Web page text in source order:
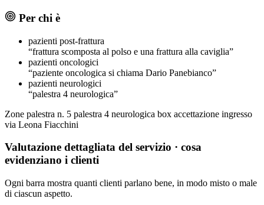
Per chi è
pazienti post-frattura
“frattura scomposta al polso e una frattura alla caviglia”
pazienti oncologici
“paziente oncologica si chiama Dario Panebianco”
pazienti neurologici
“palestra 4 neurologica”
Zone palestra n. 5 palestra 4 neurologica box accettazione ingresso
via Leona Fiacchini
Valutazione dettagliata del servizio · cosa
evidenziano i clienti
Ogni barra mostra quanti clienti parlano bene, in modo misto o male
di ciascun aspetto.